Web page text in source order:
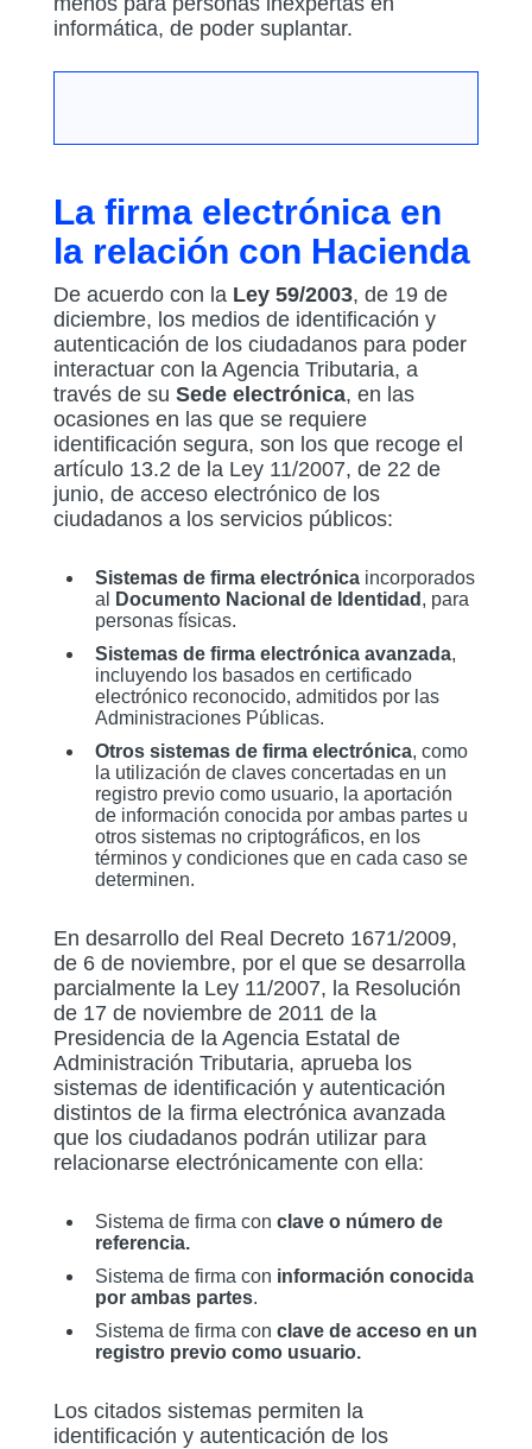
informática, de poder suplantar.
La firma electrónica en
la relación con Hacienda
De acuerdo con la Ley 59/2003, de 19 de
diciembre, los medios de identificación y
autenticación de los ciudadanos para poder
interactuar con la Agencia Tributaria, a
través de su Sede electrónica, en las
ocasiones en las que se requiere
identificación segura, son los que recoge el
artículo 13.2 de la Ley 11/2007, de 22 de
junio, de acceso electrónico de los
ciudadanos a los servicios públicos:
Sistemas de firma electrónica incorporados
al
Documento Nacional de Identidad , para
personas físicas.
Sistemas de firma electrónica avanzada,
incluyendo los basados en certificado
electrónico reconocido, admitidos por las
Administraciones Públicas.
Otros sistemas de firma electrónica, como
la utilización de claves concertadas en un
registro previo como usuario, la aportación
de información conocida por ambas partes u
otros sistemas no criptográficos, en los
términos y condiciones que en cada caso se
determinen.
En desarrollo del Real Decreto 1671/2009,
de 6 de noviembre, por el que se desarrolla
parcialmente la Ley 11/2007, la Resolución
de 17 de noviembre de 2011 de la
Presidencia de la Agencia Estatal de
Administración Tributaria, aprueba los
sistemas de identificación y autenticación
distintos de la firma electrónica avanzada
que los ciudadanos podrán utilizar para
relacionarse electrónicamente con ella:
Sistema de firma conclave o número de
referencia.
Sistema de firma con información conocida
por ambas partes.
Sistema de firma conclave de acceso en un
registro previo como usuario.
Los citados sistemas permiten la
identificación y autenticación de los